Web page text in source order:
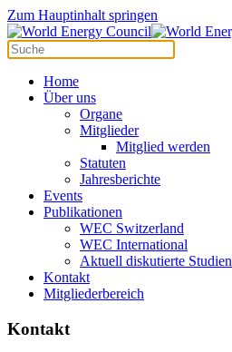
Cookie-Einstellungen
Zum Hauptinhalt springen
Home
Über uns
Organe
Mitglieder
Mitglied werden
Statuten
Jahresberichte
Events
Publikationen
WEC Switzerland
WEC International
Aktuell diskutierte Studien
Kontakt
Mitgliederbereich
Kontakt